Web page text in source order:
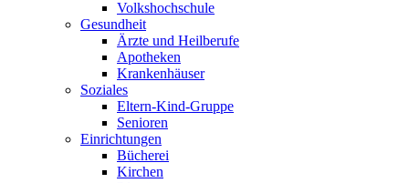
Volkshochschule
Gesundheit
Ärzte und Heilberufe
Apotheken
Krankenhäuser
Soziales
Eltern-Kind-Gruppe
Senioren
Einrichtungen
Bücherei
Kirchen